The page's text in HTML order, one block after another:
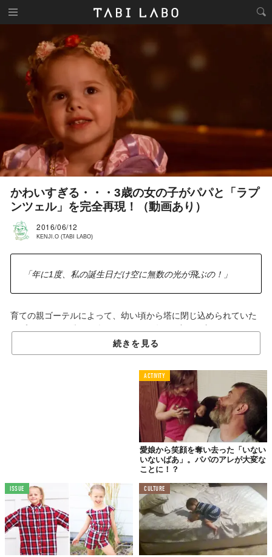
かわいすぎる・・・3歳の女の子がパパと「ラプ
ンツェル」を完全再現！（動画あり）
2016/06/12
KENJI.O (TABI LABO)
「年に1度、私の誕生日だけ空に無数の光が飛ぶの！」
育ての親ゴーテルによって、幼い頃から塔に閉じ込められていた
ラプンツェルの唯一の楽しみ。それは年に1度だけ窓から見える、
ランタンフェスティバルのような美しい景色を見ること。
忘れないようにと光を飛ばすのですがーー。
とストーリーの説明はこのくらいにしておいて、その『塔の上の
ラプンツェル』の名シーンを、完全再現してしまった親子がいる
あの名シーンを
パパとデュエット！
続きを見る
ACTIVITY
愛娘から笑顔を奪い去った「いない
いないばあ」。パパのアレが大変な
ことに！？
ISSUE CULTURE